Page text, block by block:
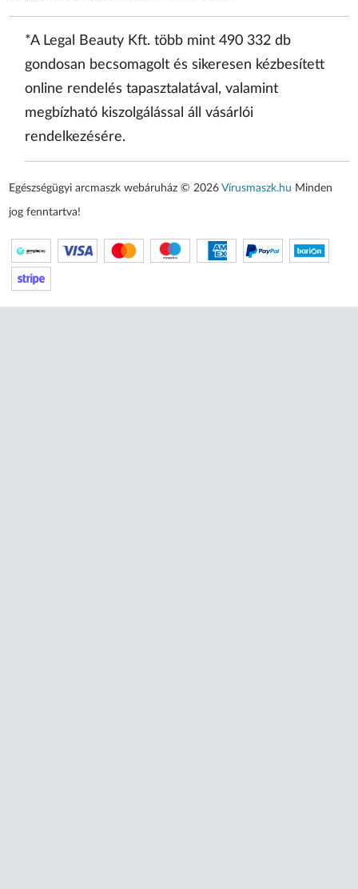
*A Legal Beauty Kft. több mint 490 332 db
gondosan becsomagolt és sikeresen kézbesített
online rendelés tapasztalatával, valamint
megbízható kiszolgálással áll vásárlói
rendelkezésére.
Egészségügyi arcmaszk webáruház © 2026Vírusmaszk.hu Minden
jog fenntartva!